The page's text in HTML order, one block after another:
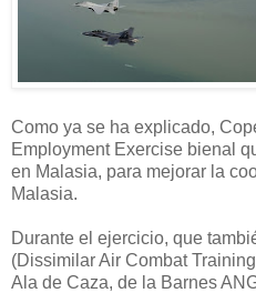
Como ya se ha explicado,
Employment Exercise bienal
en Malasia, para mejorar la
Malasia.
Durante el ejercicio, que
(Dissimilar Air Combat
Ala de Caza, de la Barnes